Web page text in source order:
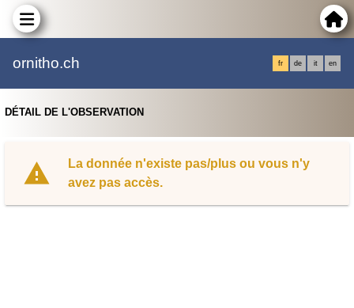
ornitho.ch fr de it en
DÉTAIL DE L'OBSERVATION
La donnée n'existe pas/plus ou vous n'y
avez pas accès.